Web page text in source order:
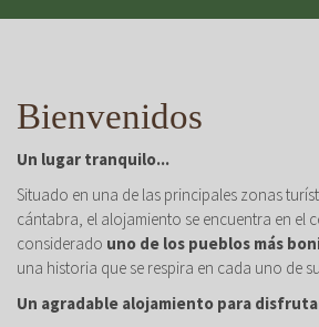
Bienvenidos
Un lugar tranquilo...
Situado en una de las principales zonas
cántabra, el alojamiento se encuentra en el
considerado uno de los pueblos más
una historia que se respira en cada uno de
Un agradable alojamiento para